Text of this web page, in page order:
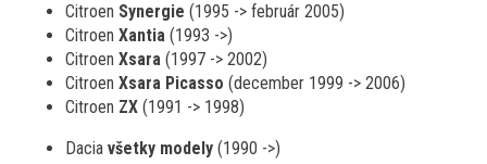
Citroen Synergie (1995 -> február 2005)
Citroen Xantia (1993 ->)
Citroen Xsara (1997 -> 2002)
Citroen Xsara Picasso (december 1999 -> 2006)
Citroen ZX (1991 -> 1998)
Dacia všetky modely (1990 ->)